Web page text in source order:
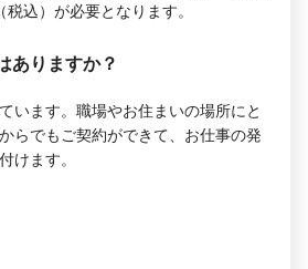
込）が必要となります。
ありますか？
います。職場やお住まいの場所にと
らでもご契約ができて、お仕事の発
けます。